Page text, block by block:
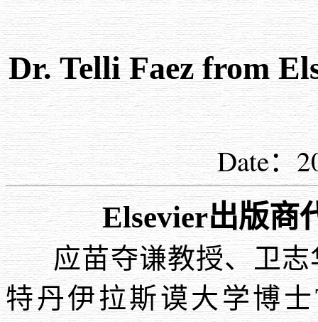
Dr. Telli Faez from
Date：
Elsevier出版商
应苗夺谦教授、卫
特丹伊拉斯谟大学博士